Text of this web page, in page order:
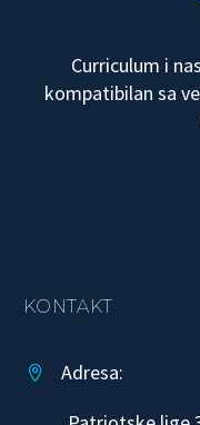
Curriculum i
kompatibilan sa
KONTAKT


Adresa: